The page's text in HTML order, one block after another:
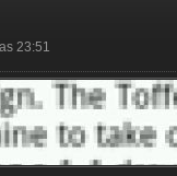
23:51